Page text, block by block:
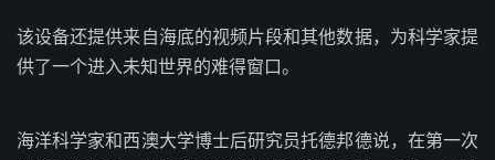
该设备还提供来自海底的视频片段和其他数据，为科学家提
供了一个进入未知世界的难得窗口。
海洋科学家和西澳大学博士后研究员托德邦德说，在第一次